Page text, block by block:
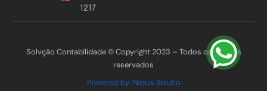
1217
Solvção Contabilidade © Copyright 2023 – Todos os direitos
reservados
Powered by: Nexus Solutio